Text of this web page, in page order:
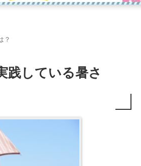
？
践している暑さ